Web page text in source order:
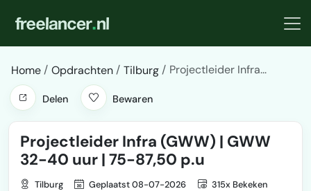
Home Opdrachten Tilburg Projectleider Infra...
Delen Bewaren
Projectleider Infra (GWW) | GWW
32-40 uur | 75-87,50 p.u
Tilburg Geplaatst 08-07-2026 315x Bekeken